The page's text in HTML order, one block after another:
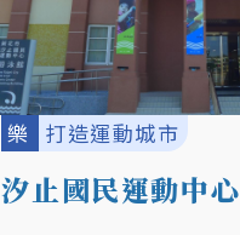
樂 打造運動城市
汐止國民運動中心